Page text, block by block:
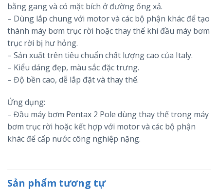
bằng gang và có mặt bích ở đường ống xả.
– Dùng lắp chung với motor và các bộ phận khác để tạo
thành máy bơm trục rời hoặc thay thế khi đầu máy bơm
trục rời bị hư hỏng.
– Sản xuất trên tiêu chuẩn chất lượng cao của Italy.
– Kiểu dáng đẹp, màu sắc đặc trưng.
– Độ bền cao, dễ lắp đặt và thay thế.
Ứng dụng:
– Đầu máy bơm Pentax 2 Pole dùng thay thế trong máy
bơm trục rời hoặc kết hợp với motor và các bộ phận
khác để cấp nước công nghiệp nặng.
Sản phẩm tương tự